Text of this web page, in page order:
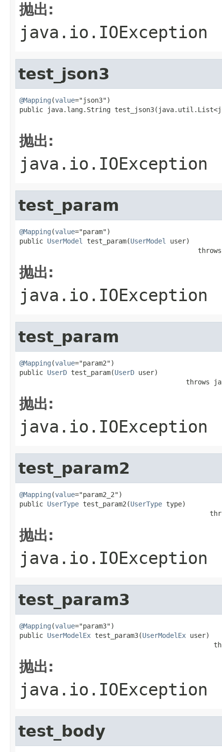
抛出:
java.io.IOException
test_json3
@Mapping (value="json3")
public java.lang.String
抛出:
java.io.IOException
test_param
@Mapping (value="param")
public UserModel test_param(UserModel
user)
抛出:
java.io.IOException
test_param
@Mapping (value="param2")
public UserD test_param(UserD user)
throws
抛出:
java.io.IOException
test_param2
@Mapping (value="param2_2")
public UserType test_param2(UserType type)
抛出:
java.io.IOException
test_param3
@Mapping (value="param3")
public UserModelEx test_param3(UserModelEx user)
抛出:
java.io.IOException
test_body